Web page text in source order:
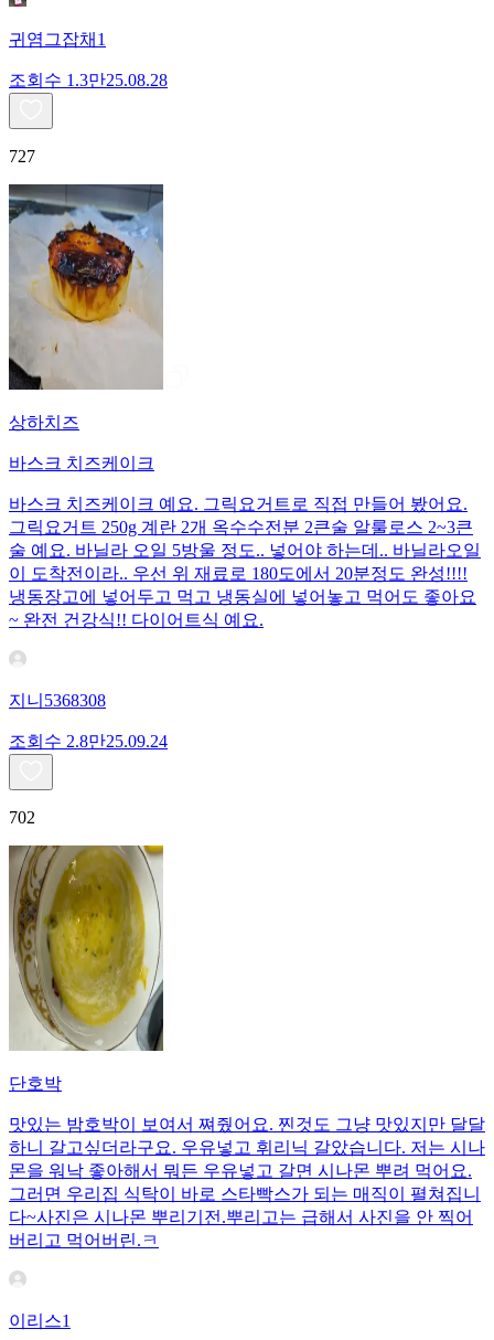
귀염그잡채1
조회수 1.3만25.08.28
727
상하치즈
바스크 치즈케이크
바스크 치즈케이크 예요. 그릭요거트로 직접 만들어 봤어요.
그릭요거트 250g 계란 2개 옥수수전분 2큰술 알룰로스 2~3큰
술 예요. 바닐라 오일 5방울 정도.. 넣어야 하는데.. 바닐라오일
이 도착전이라.. 우선 위 재료로 180도에서 20분정도 완성!!!!
냉동장고에 넣어두고 먹고 냉동실에 넣어놓고 먹어도 좋아요
~ 완전 건강식!! 다이어트식 예요.
지니5368308
조회수 2.8만25.09.24
702
단호박
맛있는 밤호박이 보여서 쪄줬어요. 찐것도 그냥 맛있지만 달달
하니 갈고싶더라구요. 우유넣고 휘리닉 갈았습니다. 저는 시나
몬을 워낙 좋아해서 뭐든 우유넣고 갈면 시나몬 뿌려 먹어요.
그러면 우리집 식탁이 바로 스타빡스가 되는 매직이 펼쳐집니
다~사진은 시나몬 뿌리기전.뿌리고는 급해서 사진을 안 찍어
버리고 먹어버린.ㅋ
이리스1